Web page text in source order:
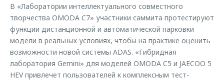
В «Лаборатории интеллектуального совместного
творчества OMODA C7» участники саммита протестируют
функции дистанционной и автоматической парковки
модели в реальных условиях, чтобы на практике оценить
возможности новой системы ADAS. «Гибридная
лаборатория Gemini» для моделей OMODA C5 и JAECOO 5
HEV привлечет пользователей к комплексным тест-